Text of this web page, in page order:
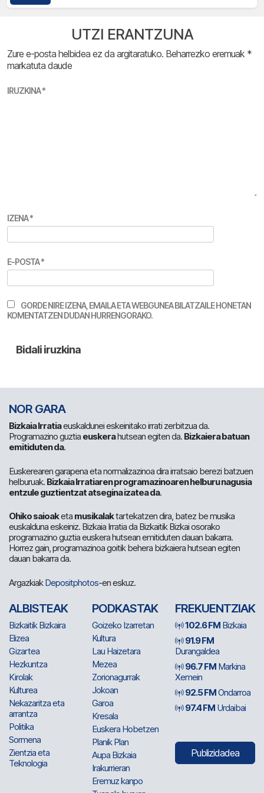
UTZI ERANTZUNA
Zure e-posta helbidea ez da argitaratuko. Beharrezko eremuak *
markatuta daude
IRUZKINA*
IZENA*
E-POSTA*
GORDE NIRE IZENA, EMAILA ETA WEBGUNEA BILATZAILE HONETAN
KOMENTATZEN DUDAN HURRENGORAKO.
NOR GARA
Bizkaia Irratiaeuskaldunei eskeinitako irrati zerbitzua da.
Programazino guztia euskerahutsean egiten da. Bizkaiera batuan
emitiduten da.
Euskerearen garapena eta normalizazinoa dira irratsaio berezi batzuen
helburuak. Bizkaia Irratiaren programazinoaren helburu nagusia
entzule guztientzat atsegina izatea da.
Ohiko saioaketa musikalaktartekatzen dira, batez be musika
euskalduna eskeiniz. Bizkaia Irratia da Bizkaitik Bizkai osorako
programazino guztia euskera hutsean emitiduten dauan bakarra.
Horrez gain, programazinoa goitik behera bizkaiera hutsean egiten
dauan bakarra da.
ArgazkiakDepositphotos-en eskuz.
ALBISTEAK
Bizkaitik Bizkaira
Elizea
Gizartea
Hezkuntza
Kirolak
Kulturea
Nekazaritza eta
arrantza
Politika
Sormena
Zientzia eta
Teknologia
PODKASTAK
Goizeko Izarretan
Kultura
Lau Haizetara
Mezea
Zorionagurrak
Jokoan
Garoa
Kresala
Euskera Hobetzen
Planik Plan
Aupa Bizkaia
Irakurrieran
Eremuz kanpo
FREKUENTZIAK
102.6 FM Bizkaia
91.9 FM
Durangaldea
96.7 FM Markina
Xemein
92.5 FMOndarroa
97.4 FM Urdaibai
Publizidadea